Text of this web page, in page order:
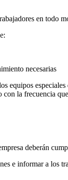
en todo
necesarias
equipos
la frecuencia
deberán
e informar a los